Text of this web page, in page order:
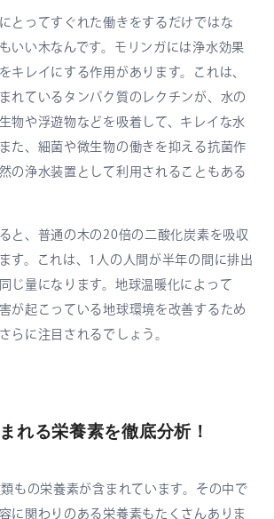
とってすぐれた働きをするだけではな
いい木なんです。モリンガには浄水効果
キレイにする作用があります。これは、
れているタンパク質のレクチンが、水の
物や浮遊物などを吸着して、キレイな水
た、細菌や微生物の働きを抑える抗菌作
の浄水装置として利用されることもある
と、普通の木の20倍の二酸化炭素を吸収
す。これは、1人の人間が半年の間に排出
じ量になります。地球温暖化によって
が起こっている地球環境を改善するため
らに注目されるでしょう。
れる栄養素を徹底分析！
もの栄養素が含まれています。その中で
に関わりのある栄養素もたくさんありま